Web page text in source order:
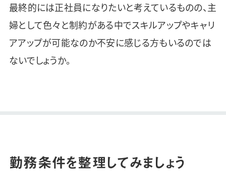
最終的には正社員になりたいと考えているものの、主
婦として色々と制約がある中でスキルアップやキャリ
アアップが可能なのか不安に感じる方もいるのでは
ないでしょうか。
勤務条件を整理してみましょう